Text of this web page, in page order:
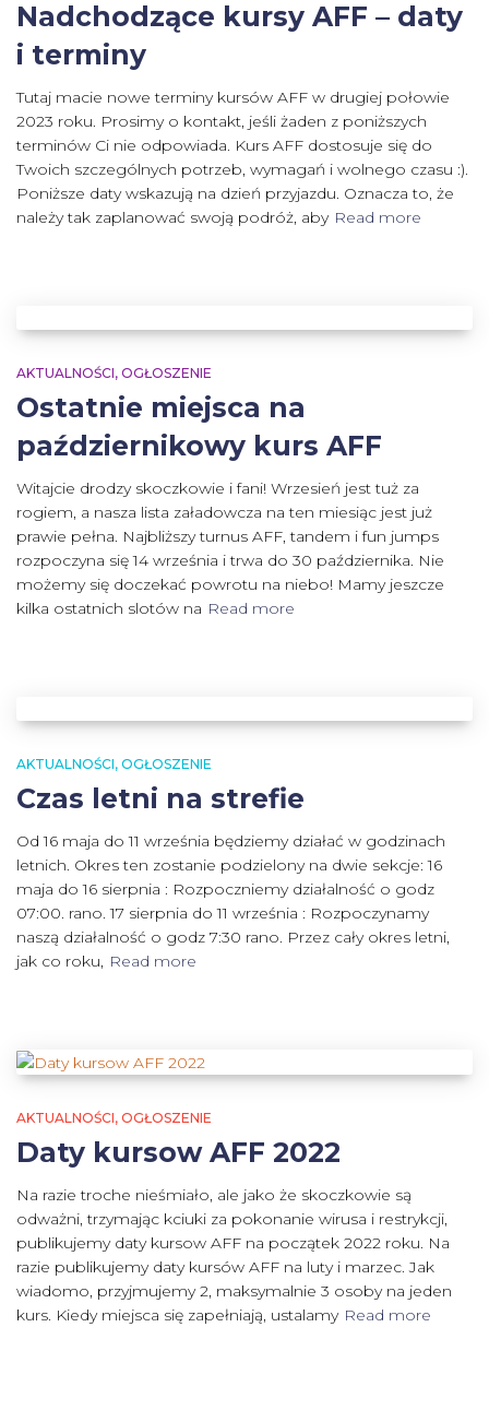
Nadchodzące kursy AFF – daty
i terminy
Tutaj macie nowe terminy kursów AFF w drugiej połowie
2023 roku. Prosimy o kontakt, jeśli żaden z poniższych
terminów Ci nie odpowiada. Kurs AFF dostosuje się do
Twoich szczególnych potrzeb, wymagań i wolnego czasu :).
Poniższe daty wskazują na dzień przyjazdu. Oznacza to, że
należy tak zaplanować swoją podróż, aby Read more
AKTUALNOŚCI OGŁOSZENIE
Ostatnie miejsca na
październikowy kurs AFF
Witajcie drodzy skoczkowie i fani! Wrzesień jest tuż za
rogiem, a nasza lista załadowcza na ten miesiąc jest już
prawie pełna. Najbliższy turnus AFF, tandem i fun jumps
rozpoczyna się 14 września i trwa do 30 października. Nie
możemy się doczekać powrotu na niebo! Mamy jeszcze
kilka ostatnich slotów na Read more
AKTUALNOŚCI OGŁOSZENIE
Czas letni na strefie
Od 16 maja do 11 września będziemy działać w godzinach
letnich. Okres ten zostanie podzielony na dwie sekcje: 16
maja do 16 sierpnia : Rozpoczniemy działalność o godz
07:00. rano. 17 sierpnia do 11 września : Rozpoczynamy
naszą działalność o godz 7:30 rano. Przez cały okres letni,
jak co roku, Read more
AKTUALNOŚCI OGŁOSZENIE
Daty kursow AFF 2022
Na razie troche nieśmiało, ale jako że skoczkowie są
odważni, trzymając kciuki za pokonanie wirusa i restrykcji,
publikujemy daty kursow AFF na początek 2022 roku. Na
razie publikujemy daty kursów AFF na luty i marzec. Jak
wiadomo, przyjmujemy 2, maksymalnie 3 osoby na jeden
kurs. Kiedy miejsca się zapełniają, ustalamy Read more